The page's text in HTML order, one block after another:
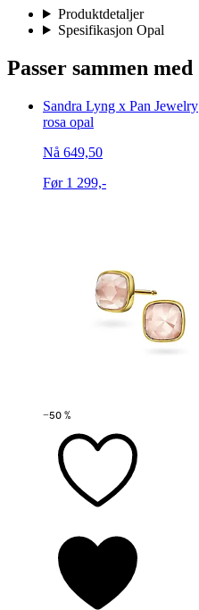
Produktdetaljer
Spesifikasjon Opal
Passer sammen med
Sandra Lyng x Pan Jewelry
rosa opal
Nå 649,50
Før 1 299,-
−50 %